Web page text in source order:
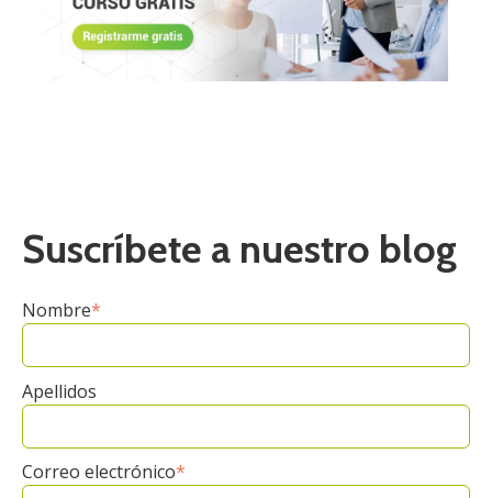
Suscríbete a nuestro blog
Nombre*
Apellidos
Correo electrónico*